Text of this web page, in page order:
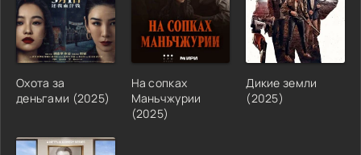
Охота за
деньгами (2025)
На сопках
Маньчжурии
(2025)
Дикие земли
(2025)